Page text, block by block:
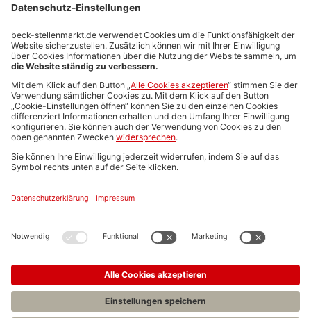
Stellenmarktpreise
Anzeigen-AGB
Media-Daten
Newsletteranmeldung
Produktübersicht
ALLGEMEIN
FAQs
Impressum
Stellenangebote C.H.BECK